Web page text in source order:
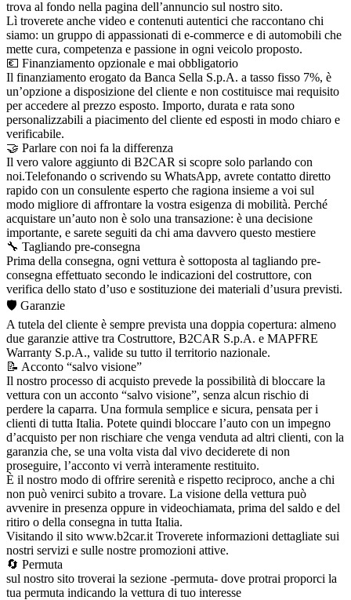
trova al fondo nella pagina dell’annuncio sul nostro sito.
Lì troverete anche video e contenuti autentici che raccontano chi
siamo: un gruppo di appassionati di e-commerce e di automobili che
mette cura, competenza e passione in ogni veicolo proposto.
💶 Finanziamento opzionale e mai obbligatorio
Il finanziamento erogato da Banca Sella S.p.A. a tasso fisso 7%, è
un’opzione a disposizione del cliente e non costituisce mai requisito
per accedere al prezzo esposto. Importo, durata e rata sono
personalizzabili a piacimento del cliente ed esposti in modo chiaro e
verificabile.
🤝 Parlare con noi fa la differenza
Il vero valore aggiunto di B2CAR si scopre solo parlando con
noi.Telefonando o scrivendo su WhatsApp, avrete contatto diretto
rapido con un consulente esperto che ragiona insieme a voi sul
modo migliore di affrontare la vostra esigenza di mobilità. Perché
acquistare un’auto non è solo una transazione: è una decisione
importante, e sarete seguiti da chi ama davvero questo mestiere
🔧 Tagliando pre-consegna
Prima della consegna, ogni vettura è sottoposta al tagliando pre-
consegna effettuato secondo le indicazioni del costruttore, con
verifica dello stato d’uso e sostituzione dei materiali d’usura previsti.
🛡️ Garanzie
A tutela del cliente è sempre prevista una doppia copertura: almeno
due garanzie attive tra Costruttore, B2CAR S.p.A. e MAPFRE
Warranty S.p.A., valide su tutto il territorio nazionale.
📝 Acconto “salvo visione”
Il nostro processo di acquisto prevede la possibilità di bloccare la
vettura con un acconto “salvo visione”, senza alcun rischio di
perdere la caparra. Una formula semplice e sicura, pensata per i
clienti di tutta Italia. Potete quindi bloccare l’auto con un impegno
d’acquisto per non rischiare che venga venduta ad altri clienti, con la
garanzia che, se una volta vista dal vivo deciderete di non
proseguire, l’acconto vi verrà interamente restituito.
È il nostro modo di offrire serenità e rispetto reciproco, anche a chi
non può venirci subito a trovare. La visione della vettura può
avvenire in presenza oppure in videochiamata, prima del saldo e del
ritiro o della consegna in tutta Italia.
Visitando il sito www.b2car.it Troverete informazioni dettagliate sui
nostri servizi e sulle nostre promozioni attive.
🔄 Permuta
sul nostro sito troverai la sezione -permuta- dove protrai proporci la
tua permuta indicando la vettura di tuo interesse